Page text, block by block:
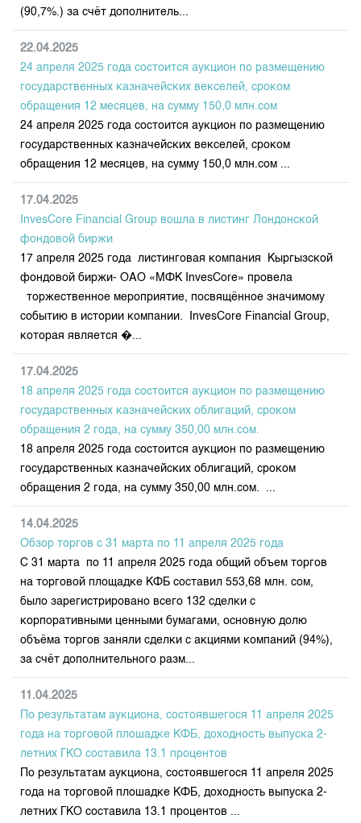
(90,7%.) за счёт дополнитель...
22.04.2025
24 апреля 2025 года состоится аукцион по размещению
государственных казначейских векселей, сроком
обращения 12 месяцев, на сумму 150,0 млн.сом
24 апреля 2025 года состоится аукцион по размещению
государственных казначейских векселей, сроком
обращения 12 месяцев, на сумму 150,0 млн.сом ...
17.04.2025
InvesCore Financial Group вошла в листинг Лондонской
фондовой биржи
17 апреля 2025 года листинговая компания Кыргызской
фондовой биржи- ОАО «МФК InvesCore» провела
торжественное мероприятие, посвящённое значимому
событию в истории компании. InvesCore Financial Group,
которая является �...
17.04.2025
18 апреля 2025 года состоится аукцион по размещению
государственных казначейских облигаций, сроком
обращения 2 года, на сумму 350,00 млн.сом.
18 апреля 2025 года состоится аукцион по размещению
государственных казначейских облигаций, сроком
обращения 2 года, на сумму 350,00 млн.сом. ...
14.04.2025
Обзор торгов с 31 марта по 11 апреля 2025 года
С 31 марта по 11 апреля 2025 года общий объем торгов
на торговой площадке КФБ составил 553,68 млн. сом,
было зарегистрировано всего 132 сделки с
корпоративными ценными бумагами, основную долю
объёма торгов заняли сделки с акциями компаний (94%),
за счёт дополнительного разм...
11.04.2025
По результатам аукциона, состоявшегося 11 апреля 2025
года на торговой плошадке КФБ, доходность выпуска 2-
летних ГКО составила 13.1 процентов
По результатам аукциона, состоявшегося 11 апреля 2025
года на торговой плошадке КФБ, доходность выпуска 2-
летних ГКО составила 13.1 процентов ...